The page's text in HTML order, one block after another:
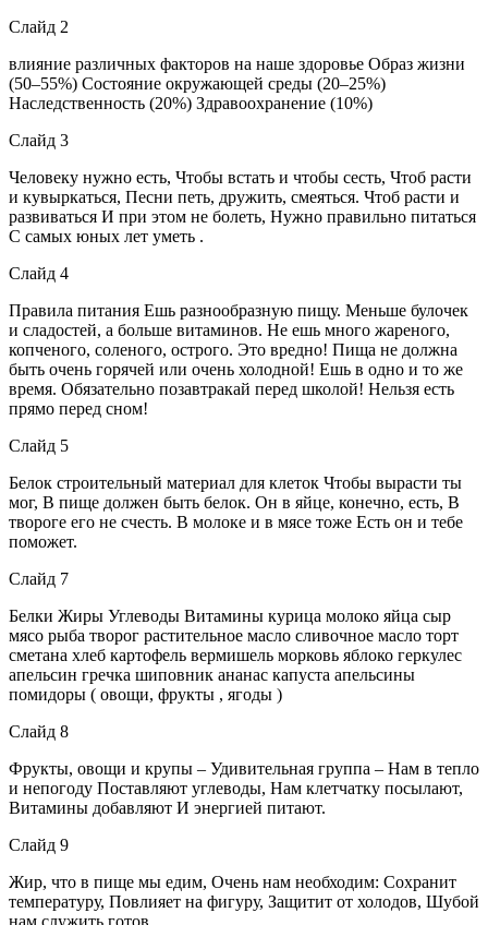
Слайд 2
влияние различных факторов на наше здоровье Образ жизни
(50–55%) Состояние окружающей среды (20–25%)
Наследственность (20%) Здравоохранение (10%)
Слайд 3
Человеку нужно есть, Чтобы встать и чтобы сесть, Чтоб расти
и кувыркаться, Песни петь, дружить, смеяться. Чтоб расти и
развиваться И при этом не болеть, Нужно правильно питаться
С самых юных лет уметь .
Слайд 4
Правила питания Ешь разнообразную пищу. Меньше булочек
и сладостей, а больше витаминов. Не ешь много жареного,
копченого, соленого, острого. Это вредно! Пища не должна
быть очень горячей или очень холодной! Ешь в одно и то же
время. Обязательно позавтракай перед школой! Нельзя есть
прямо перед сном!
Слайд 5
Белок строительный материал для клеток Чтобы вырасти ты
мог, В пище должен быть белок. Он в яйце, конечно, есть, В
твороге его не счесть. В молоке и в мясе тоже Есть он и тебе
поможет.
Слайд 7
Белки Жиры Углеводы Витамины курица молоко яйца сыр
мясо рыба творог растительное масло сливочное масло торт
сметана хлеб картофель вермишель морковь яблоко геркулес
апельсин гречка шиповник ананас капуста апельсины
помидоры ( овощи, фрукты , ягоды )
Слайд 8
Фрукты, овощи и крупы – Удивительная группа – Нам в тепло
и непогоду Поставляют углеводы, Нам клетчатку посылают,
Витамины добавляют И энергией питают.
Слайд 9
Жир, что в пище мы едим, Очень нам необходим: Сохранит
температуру, Повлияет на фигуру, Защитит от холодов, Шубой
нам служить готов